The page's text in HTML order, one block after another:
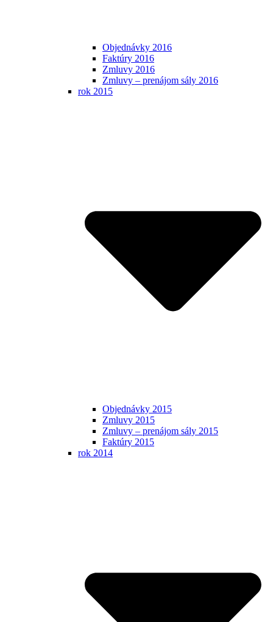
Objednávky 2016
Faktúry 2016
Zmluvy 2016
Zmluvy – prenájom sály 2016
rok 2015
Objednávky 2015
Zmluvy 2015
Zmluvy – prenájom sály 2015
Faktúry 2015
rok 2014